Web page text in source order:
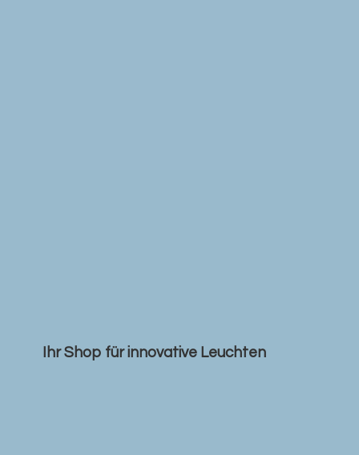
Ihr Shop fürinnovative Leuchten